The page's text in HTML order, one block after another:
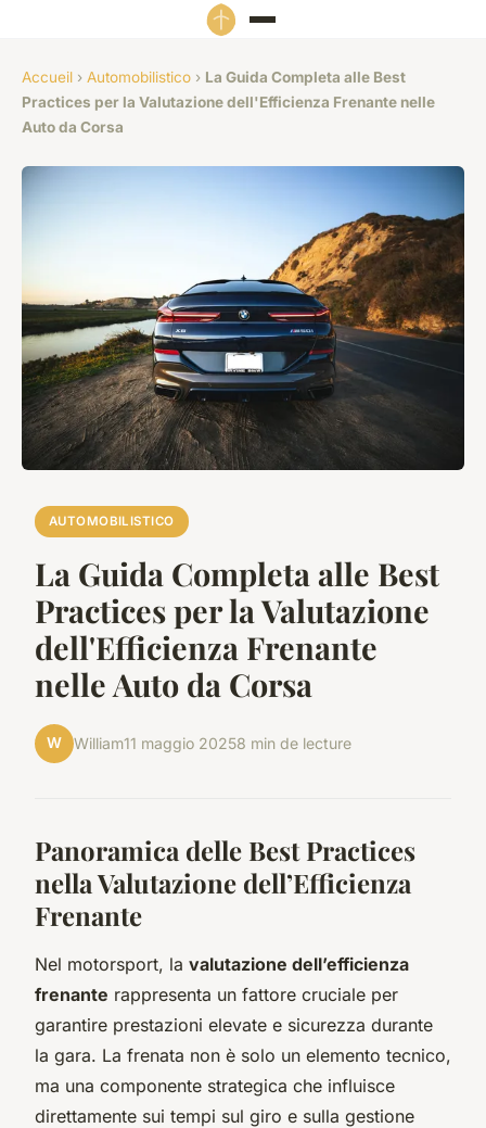
Accueil › Automobilistico › La Guida Completa alle Best
Practices per la Valutazione dell'Efficienza Frenante nelle
Auto da Corsa
AUTOMOBILISTICO
La Guida Completa alle Best
Practices per la Valutazione
dell'Efficienza Frenante
nelle Auto da Corsa
W William11 maggio 20258 min de lecture
Panoramica delle Best Practices
nella Valutazione dell’Efficienza
Frenante
Nel motorsport, la valutazione dell’efficienza
frenante rappresenta un fattore cruciale per
garantire prestazioni elevate e sicurezza durante
la gara. La frenata non è solo un elemento tecnico,
ma una componente strategica che influisce
direttamente sui tempi sul giro e sulla gestione